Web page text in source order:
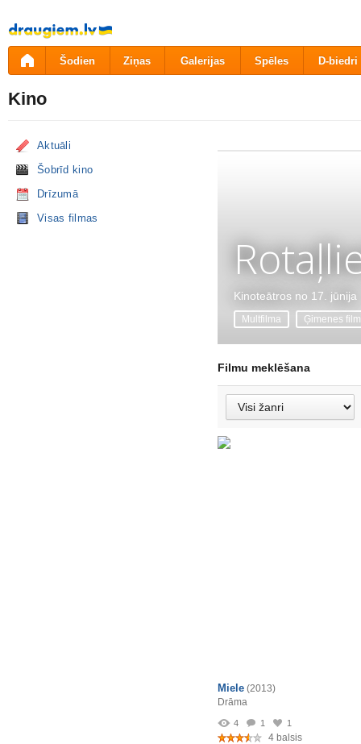
Pāriet
uz
saturu
Šodien Ziņas Galerijas Spēles D-biedri
Kino
Aktuāli
Šobrīd kino
Drīzumā
Visas filmas
Kinoteātros no 17. jūnija
Multfilma Ģimenes
Filmu meklēšana
Miele (2013)
Drāma
4 1 1
4 balsis